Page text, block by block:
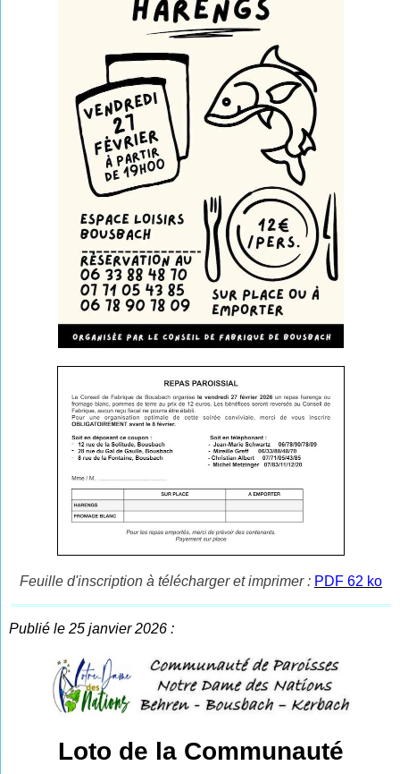
Feuille d'inscription à télécharger et imprimer : PDF 62 ko
Publié le 25 janvier 2026 :
Loto de la Communauté